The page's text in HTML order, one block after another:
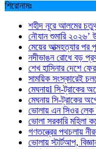
শিরোনামঃ
শহীদ নূরে আলমের
নৌযান শুমারি ২০২৬’
মেয়ের আত্মহত্যার পর
নদীভাঙন রোধে বড়
শেখ হাসিনার দেশে
সাময়িক সংস্কারেই
মেঘনায়l সি-ট্রাকের
মেঘনায় সি-ট্রাকের
ভোলায় এন সিওর লেক
ভোলা সরকারি মহিলা
গণতন্ত্রের পথচলায়
ভোলায় স্টার্টআপ,